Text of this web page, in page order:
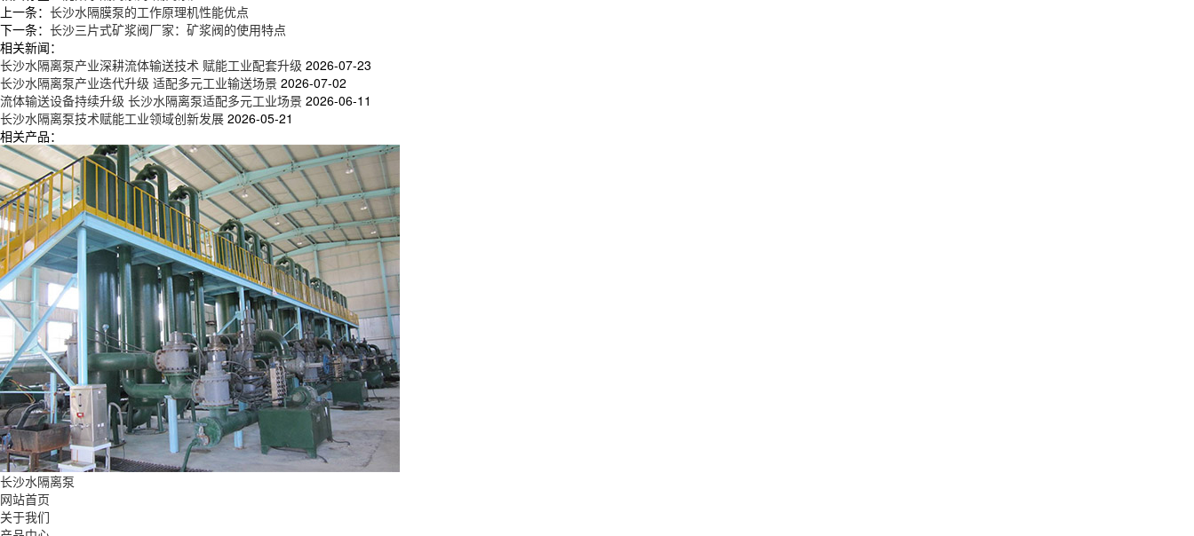
上一条： 长沙水隔膜泵的工作原理机性能优点
下一条： 长沙三片式矿浆阀厂家：矿浆阀的使用特点
相关新闻：
长沙水隔离泵产业深耕流体输送技术 赋能工业配套升级 2026-07-23
长沙水隔离泵产业迭代升级 适配多元工业输送场景 2026-07-02
流体输送设备持续升级 长沙水隔离泵适配多元工业场景 2026-06-11
长沙水隔离泵技术赋能工业领域创新发展 2026-05-21
相关产品：
长沙水隔离泵
网站首页
关于我们